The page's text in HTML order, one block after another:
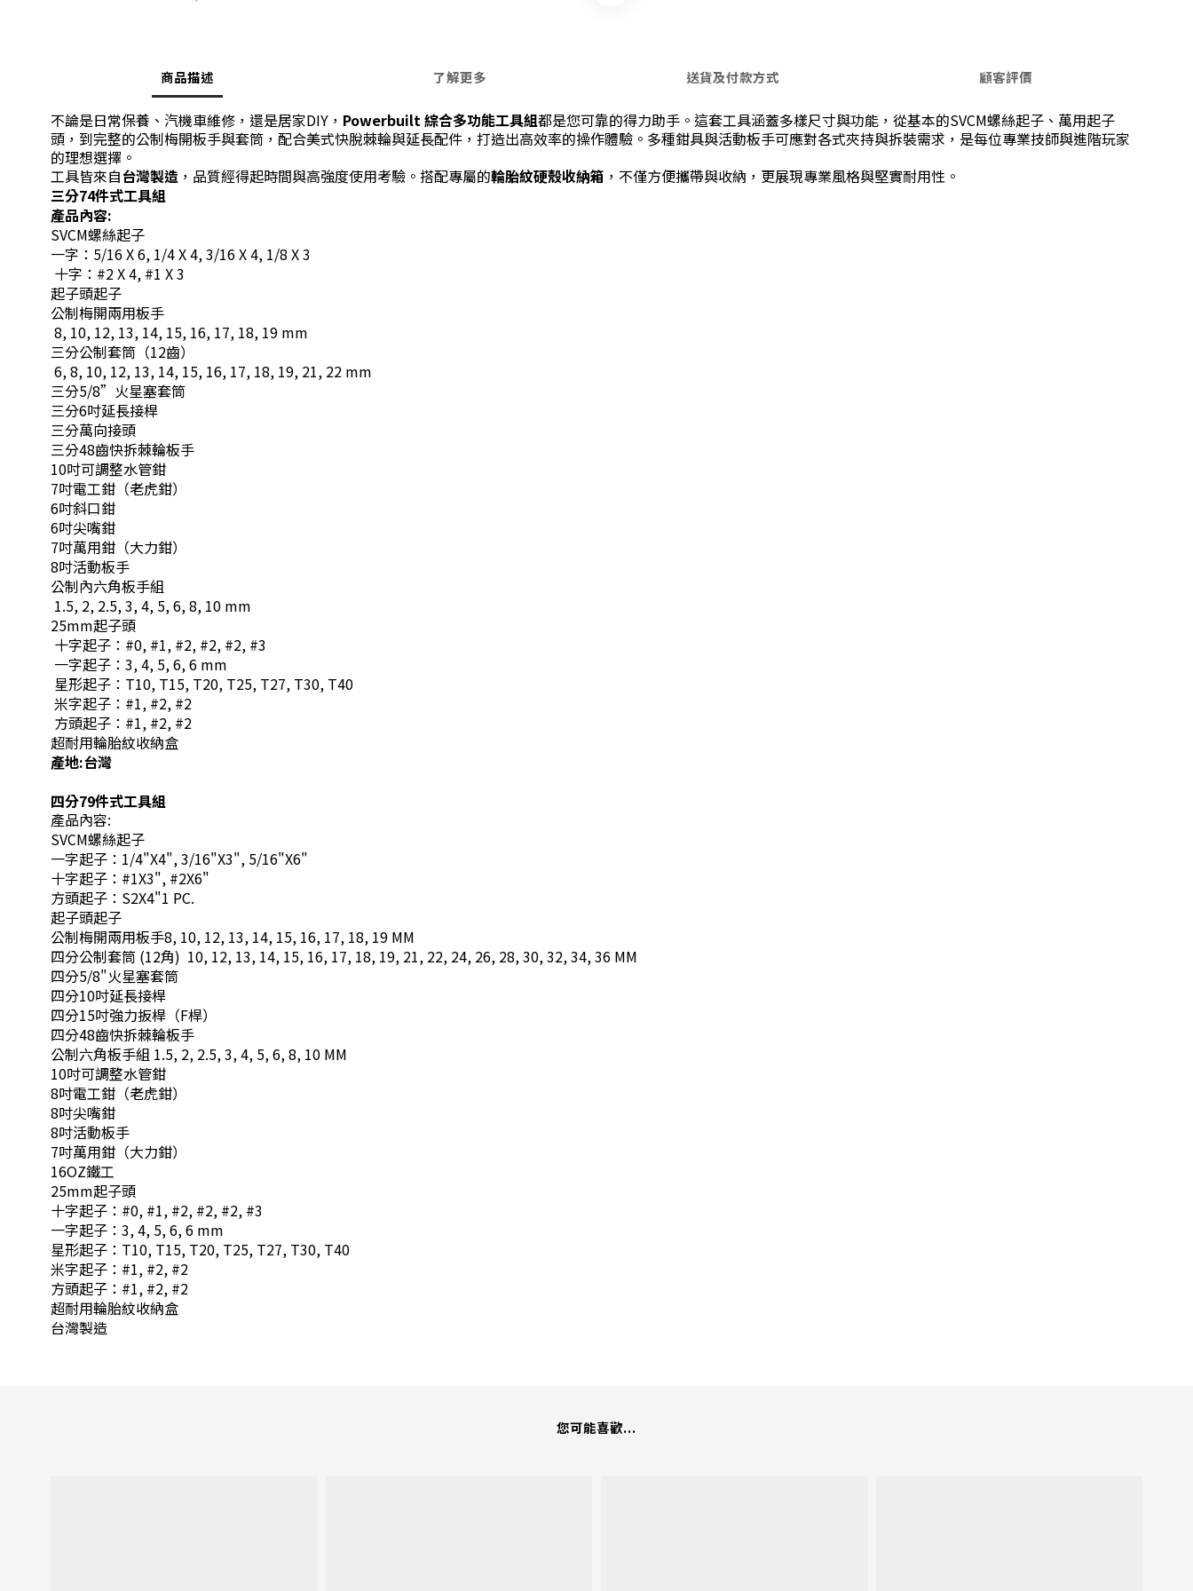
商品描述 了解更多 送貨及付款方式 顧客評價
不論是日常保養、汽機車維修，還是居家DIY， Powerbuilt 綜合多功能工具組都是您可靠的得力助手。這套工具涵蓋多樣尺寸與功能，從基本的SVCM螺絲起子、萬用起子
頭，到完整的公制梅開板手與套筒，配合美式快脫棘輪與延長配件，打造出高效率的操作體驗。多種鉗具與活動板手可應對各式夾持與拆裝需求，是每位專業技師與進階玩家
的理想選擇。
工具皆來自台灣製造 ，品質經得起時間與高強度使用考驗。搭配專屬的輪胎紋硬殼收納箱 ，不僅方便攜帶與收納，更展現專業風格與堅實耐用性。
三分74件式工具組
產品內容:
SVCM螺絲起子
一字：5/16 X 6, 1/4 X 4, 3/16 X 4, 1/8 X 3
十字：#2 X 4, #1 X 3
起子頭起子
公制梅開兩用板手
8, 10, 12, 13, 14, 15, 16, 17, 18, 19 mm
三分公制套筒（12齒）
6, 8, 10, 12, 13, 14, 15, 16, 17, 18, 19, 21, 22 mm
三分5/8”火星塞套筒
三分6吋延長接桿
三分萬向接頭
三分48齒快拆棘輪板手
10吋可調整水管鉗
7吋電工鉗（老虎鉗）
6吋斜口鉗
6吋尖嘴鉗
7吋萬用鉗（大力鉗）
8吋活動板手
公制內六角板手組
1.5, 2, 2.5, 3, 4, 5, 6, 8, 10 mm
25mm起子頭
十字起子：#0, #1, #2, #2, #2, #3
一字起子：3, 4, 5, 6, 6 mm
星形起子：T10, T15, T20, T25, T27, T30, T40
米字起子：#1, #2, #2
方頭起子：#1, #2, #2
超耐用輪胎紋收納盒
產地:台灣
四分79件式工具組
產品內容:
SVCM螺絲起子
一字起子：1/4"X4", 3/16"X3", 5/16"X6"
十字起子：#1X3", #2X6"
方頭起子：S2X4"1 PC.
起子頭起子
公制梅開兩用板手8, 10, 12, 13, 14, 15, 16, 17, 18, 19 MM
四分公制套筒 (12角) 10, 12, 13, 14, 15, 16, 17, 18, 19, 21, 22, 24, 26, 28, 30, 32, 34, 36 MM
四分5/8"火星塞套筒
四分10吋延長接桿
四分15吋強力扳桿（F桿）
四分48齒快拆棘輪板手
公制六角板手組 1.5, 2, 2.5, 3, 4, 5, 6, 8, 10 MM
10吋可調整水管鉗
8吋電工鉗（老虎鉗）
8吋尖嘴鉗
8吋活動板手
7吋萬用鉗（大力鉗）
16OZ鐵工
25mm起子頭
十字起子：#0, #1, #2, #2, #2, #3
一字起子：3, 4, 5, 6, 6 mm
星形起子：T10, T15, T20, T25, T27, T30, T40
米字起子：#1, #2, #2
方頭起子：#1, #2, #2
超耐用輪胎紋收納盒
台灣製造
您可能喜歡...